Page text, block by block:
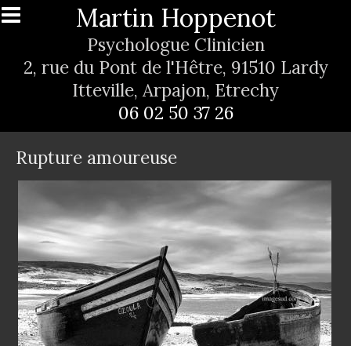
Aller au contenu principalMartin Hoppenot
Psychologue Clinicien
2, rue du Pont de l'Hêtre, 91510 Lardy
Itteville, Arpajon, Etrechy
06 02 50 37 26
Rupture amoureuse